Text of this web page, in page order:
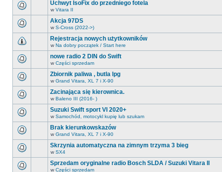
nowych
nieprzeczytanych
postów.
forum
ma
nowych
nieprzeczytanych
postów.
forum
ma
nieprzeczytanych
postów.
Uchwyt IsoFix do przedniego fotela
w Vitara II
ma
nowych
nieprzeczytanych
postów.
Akcja 97DS
w S-Cross (2022->)
forum
ma
nowych
nieprzeczytanych
postów.
Rejestracja nowych użytkowników
w Na dobry początek / Start here
forum
ma
nowych
nieprzeczytanych
postów.
nowe radio 2 DIN do Swift
w Części sprzedam
forum
ma
nowych
nieprzeczytanych
postów.
Zbiornik paliwa , butla lpg
w Grand Vitara, XL 7 i X-90
forum
ma
nowych
nieprzeczytanych
postów.
Zacinająca się kierownica.
w Baleno III (2016- )
forum
ma
nowych
nieprzeczytanych
postów.
Suzuki Swift sport VI 2020+
w Samochód, motocykl kupię lub szukam
forum
ma
nowych
nieprzeczytanych
Brak kierunkowskazów
w Grand Vitara, XL 7 i X-90
forum
Skrzynia automatyczna na zimnym trzyma 3 bieg
w SX4
Sprzedam oryginalne radio Bosch SLDA / Suzuki Vitara II
w Części sprzedam